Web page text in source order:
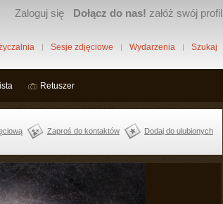
Zaloguj się Dołącz do nas! załóż swój profil
Sesje zdjęciowe Wydarzenia Szukaj
Retuszer
Zaproś do kontaktów Dodaj do ulubionych